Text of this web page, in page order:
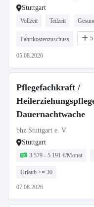
Stuttgart
Vollzeit Teilzeit
Fahrtkostenzuschuss 5
05.08.2026
Pflegefachkraft /
Dauernachtwache
bhz Stuttgart e. V.
Stuttgart
3.579 - 5.191 €/Monat
Urlaub >= 30
07.08.2026